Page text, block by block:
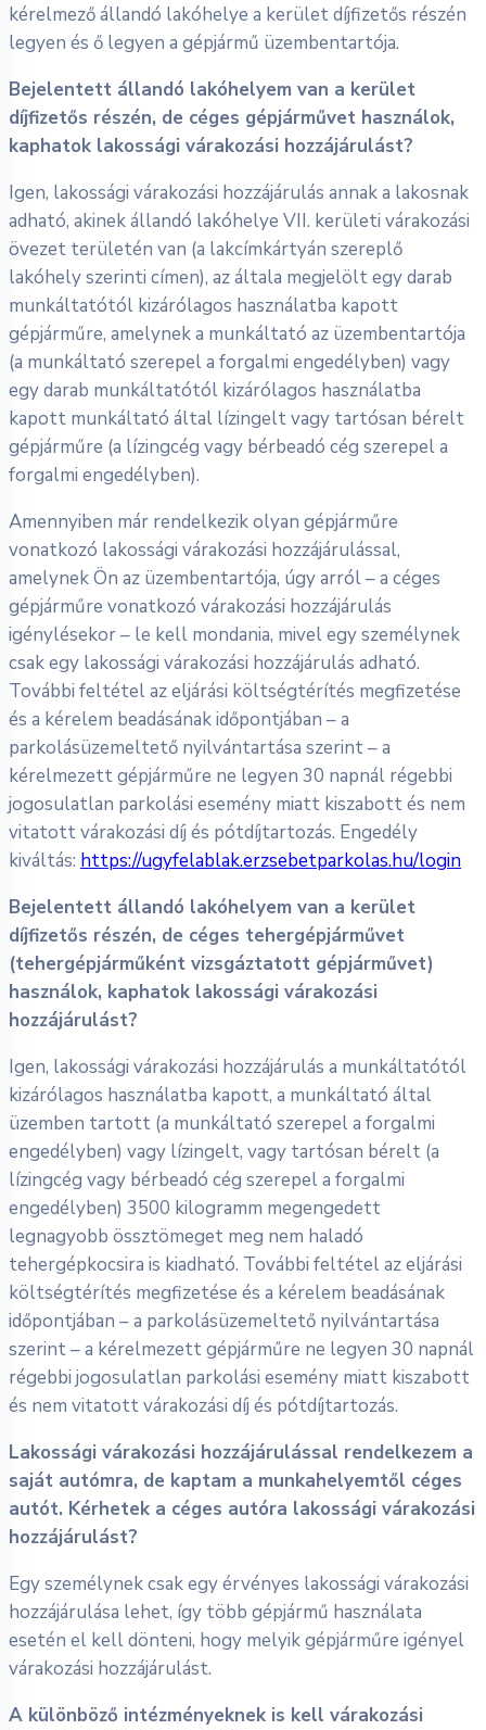
kérelmező állandó lakóhelye a kerület díjfizetős részén
legyen és ő legyen a gépjármű üzembentartója.
Bejelentett állandó lakóhelyem van a kerület
díjfizetős részén, de céges gépjárművet használok,
kaphatok lakossági várakozási hozzájárulást?
Igen, lakossági várakozási hozzájárulás annak a lakosnak
adható, akinek állandó lakóhelye VII. kerületi várakozási
övezet területén van (a lakcímkártyán szereplő
lakóhely szerinti címen), az általa megjelölt egy darab
munkáltatótól kizárólagos használatba kapott
gépjárműre, amelynek a munkáltató az üzembentartója
(a munkáltató szerepel a forgalmi engedélyben) vagy
egy darab munkáltatótól kizárólagos használatba
kapott munkáltató által lízingelt vagy tartósan bérelt
gépjárműre (a lízingcég vagy bérbeadó cég szerepel a
forgalmi engedélyben).
Amennyiben már rendelkezik olyan gépjárműre
vonatkozó lakossági várakozási hozzájárulással,
amelynek Ön az üzembentartója, úgy arról – a céges
gépjárműre vonatkozó várakozási hozzájárulás
igénylésekor – le kell mondania, mivel egy személynek
csak egy lakossági várakozási hozzájárulás adható.
További feltétel az eljárási költségtérítés megfizetése
és a kérelem beadásának időpontjában – a
parkolásüzemeltető nyilvántartása szerint – a
kérelmezett gépjárműre ne legyen 30 napnál régebbi
jogosulatlan parkolási esemény miatt kiszabott és nem
vitatott várakozási díj és pótdíjtartozás. Engedély
kiváltás: https://ugyfelablak.erzsebetparkolas.hu/login
Bejelentett állandó lakóhelyem van a kerület
díjfizetős részén, de céges tehergépjárművet
(tehergépjárműként vizsgáztatott gépjárművet)
használok, kaphatok lakossági várakozási
hozzájárulást?
Igen, lakossági várakozási hozzájárulás a munkáltatótól
kizárólagos használatba kapott, a munkáltató által
üzemben tartott (a munkáltató szerepel a forgalmi
engedélyben) vagy lízingelt, vagy tartósan bérelt (a
lízingcég vagy bérbeadó cég szerepel a forgalmi
engedélyben) 3500 kilogramm megengedett
legnagyobb össztömeget meg nem haladó
tehergépkocsira is kiadható. További feltétel az eljárási
költségtérítés megfizetése és a kérelem beadásának
időpontjában – a parkolásüzemeltető nyilvántartása
szerint – a kérelmezett gépjárműre ne legyen 30 napnál
régebbi jogosulatlan parkolási esemény miatt kiszabott
és nem vitatott várakozási díj és pótdíjtartozás.
Lakossági várakozási hozzájárulással rendelkezem a
saját autómra, de kaptam a munkahelyemtől céges
autót. Kérhetek a céges autóra lakossági várakozási
hozzájárulást?
Egy személynek csak egy érvényes lakossági várakozási
hozzájárulása lehet, így több gépjármű használata
esetén el kell dönteni, hogy melyik gépjárműre igényel
várakozási hozzájárulást.
A különböző intézményeknek is kell várakozási